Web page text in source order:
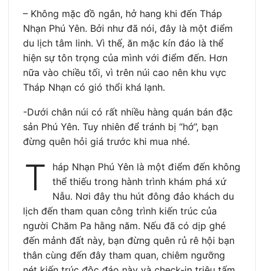
– Không mặc đồ ngắn, hở hang khi đến Tháp
Nhạn Phú Yên. Bởi như đã nói, đây là một điểm
du lịch tâm linh. Vì thế, ăn mặc kín đáo là thể
hiện sự tôn trọng của mình với điểm đến. Hơn
nữa vào chiều tối, vì trên núi cao nên khu vực
Tháp Nhạn có gió thổi khá lạnh.
-Dưới chân núi có rất nhiều hàng quán bán đặc
sản Phú Yên. Tuy nhiên để tránh bị “hớ”, bạn
đừng quên hỏi giá trước khi mua nhé.
T
háp Nhạn Phú Yên là một điểm đến không
thể thiếu trong hành trình khám phá xứ
Nẫu. Nơi đây thu hút đông đảo khách du
lịch đến tham quan công trình kiến trúc của
người Chăm Pa hằng năm. Nếu đã có dịp ghé
đến mảnh đất này, bạn đừng quên rủ rê hội bạn
thân cùng đến đây tham quan, chiêm ngưỡng